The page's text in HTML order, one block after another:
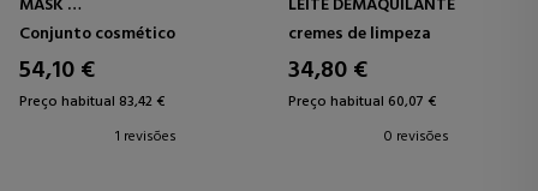
SET
Conjunto cosmético
54,10 €
Preço habitual 83,42 €
1 revisões
cremes de limpeza
34,80 €
Preço habitual 60,07 €
0 revisões